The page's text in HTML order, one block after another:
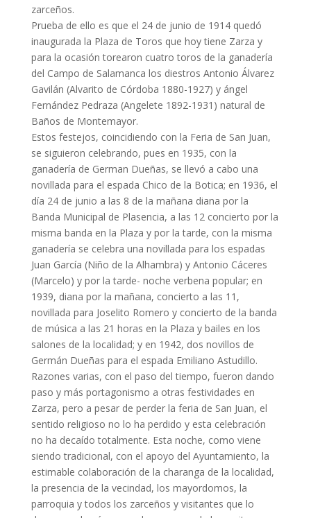
zarceños.
Prueba de ello es que el 24 de junio de 1914 quedó
inaugurada la Plaza de Toros que hoy tiene Zarza y
para la ocasión torearon cuatro toros de la ganadería
del Campo de Salamanca los diestros Antonio Álvarez
Gavilán (Alvarito de Córdoba 1880-1927) y ángel
Fernández Pedraza (Angelete 1892-1931) natural de
Baños de Montemayor.
Estos festejos, coincidiendo con la Feria de San Juan,
se siguieron celebrando, pues en 1935, con la
ganadería de German Dueñas, se llevó a cabo una
novillada para el espada Chico de la Botica; en 1936, el
día 24 de junio a las 8 de la mañana diana por la
Banda Municipal de Plasencia, a las 12 concierto por la
misma banda en la Plaza y por la tarde, con la misma
ganadería se celebra una novillada para los espadas
Juan García (Niño de la Alhambra) y Antonio Cáceres
(Marcelo) y por la tarde- noche verbena popular; en
1939, diana por la mañana, concierto a las 11,
novillada para Joselito Romero y concierto de la banda
de música a las 21 horas en la Plaza y bailes en los
salones de la localidad; y en 1942, dos novillos de
Germán Dueñas para el espada Emiliano Astudillo.
Razones varias, con el paso del tiempo, fueron dando
paso y más portagonismo a otras festividades en
Zarza, pero a pesar de perder la feria de San Juan, el
sentido religioso no lo ha perdido y esta celebración
no ha decaído totalmente. Esta noche, como viene
siendo tradicional, con el apoyo del Ayuntamiento, la
estimable colaboración de la charanga de la localidad,
la presencia de la vecindad, los mayordomos, la
parroquia y todos los zarceños y visitantes que lo